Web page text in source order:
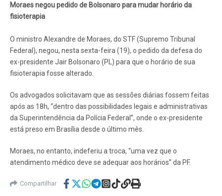
Moraes negou pedido de Bolsonaro para mudar horário da
fisioterapia
O ministro Alexandre de Moraes, do STF (Supremo Tribunal
Federal), negou, nesta sexta-feira (19), o pedido da defesa do
ex-presidente Jair Bolsonaro (PL) para que o horário de sua
fisioterapia fosse alterado.
Os advogados solicitavam que as sessões diárias fossem feitas
após as 18h, “dentro das possibilidades legais e administrativas
da Superintendência da Polícia Federal”, onde o ex-presidente
está preso em Brasília desde o último mês.
Moraes, no entanto, indeferiu a troca, “uma vez que o
atendimento médico deve se adequar aos horários” da PF.
Compartilhar